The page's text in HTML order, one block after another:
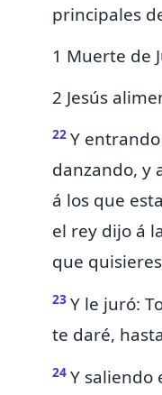
principales
1 Muerte de
2 Jesús
22 Y
danzando, y
á los que
el rey dijo á
que
23 Y le juró:
te daré,
24 Y saliendo